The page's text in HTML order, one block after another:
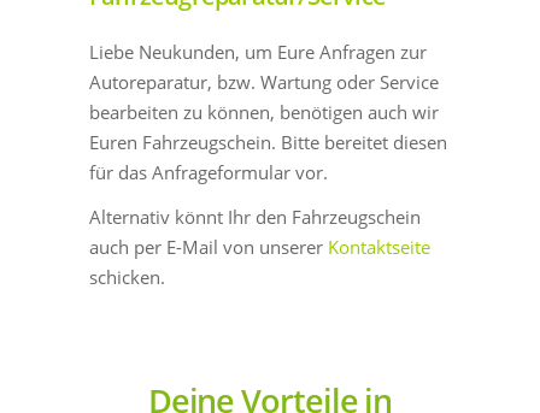
Liebe Neukunden, um Eure Anfragen zur
Autoreparatur, bzw. Wartung oder Service
bearbeiten zu können, benötigen auch wir
Euren Fahrzeugschein. Bitte bereitet diesen
für das Anfrageformular vor.
Alternativ könnt Ihr den Fahrzeugschein
auch per E-Mail von unserer Kontaktseite
schicken.
Deine Vorteile in